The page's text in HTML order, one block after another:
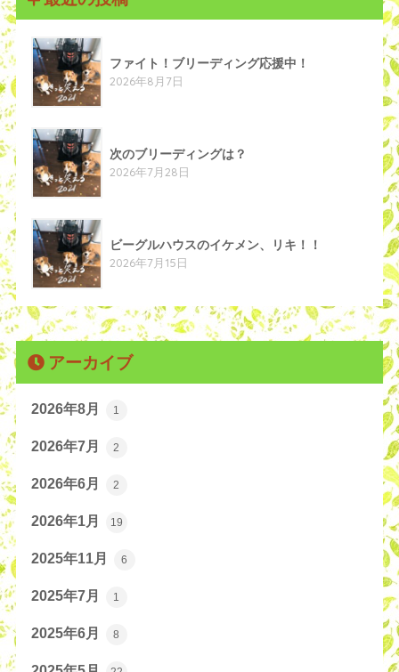
ファイト！ブリーディング応援中！
2026年8月7日
次のブリーディングは？
2026年7月28日
ビーグルハウスのイケメン、リキ！！
2026年7月15日
アーカイブ
2026年8月 1
2026年7月 2
2026年6月 2
2026年1月 19
2025年11月 6
2025年7月 1
2025年6月 8